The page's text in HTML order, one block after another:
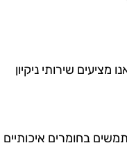
שירותי ניקיון
בחומרים איכותיים